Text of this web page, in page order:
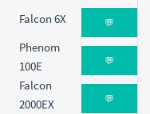
Falcon 6X 💬
Phenom
100E
💬
Falcon
2000EX
💬